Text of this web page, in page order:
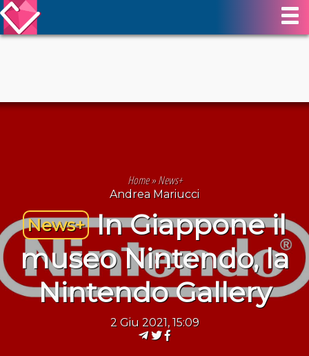
Home»News+
Andrea Mariucci
News+ In Giappone il
museo Nintendo, la
Nintendo Gallery
2 Giu 2021, 15:09